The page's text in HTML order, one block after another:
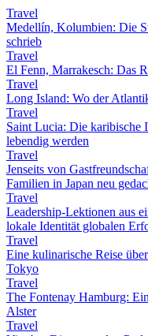
Travel
Medellín, Kolumbien: Die
schrieb
Travel
El Fenn, Marrakesch: Das
Travel
Long Island: Wo der
Travel
Saint Lucia: Die karibische
lebendig werden
Travel
Jenseits von
Familien in Japan neu
Travel
Leadership-Lektionen aus
lokale Identität globalen
Travel
Eine kulinarische Reise
Tokyo
Travel
The Fontenay Hamburg:
Alster
Travel